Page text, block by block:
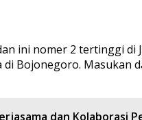
ini nomer 2 tertinggi
Bojonegoro. Masukan
dan Kolaborasi